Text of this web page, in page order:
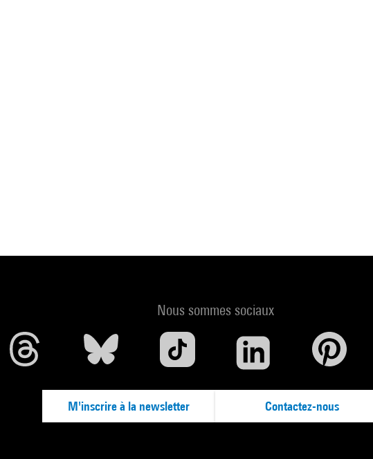
Nous sommes sociaux
M'inscrire à la newsletter Contactez-nous